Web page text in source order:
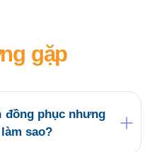
gặp
đồng phục nhưng
sao?